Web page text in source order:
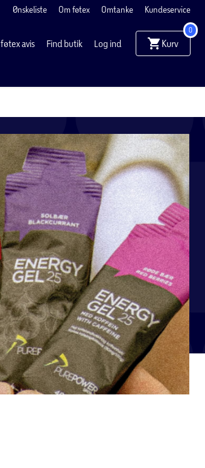
Ønskeliste Om føtex Omtanke Kundeservice
føtex avis Find butik Log ind Kurv
0